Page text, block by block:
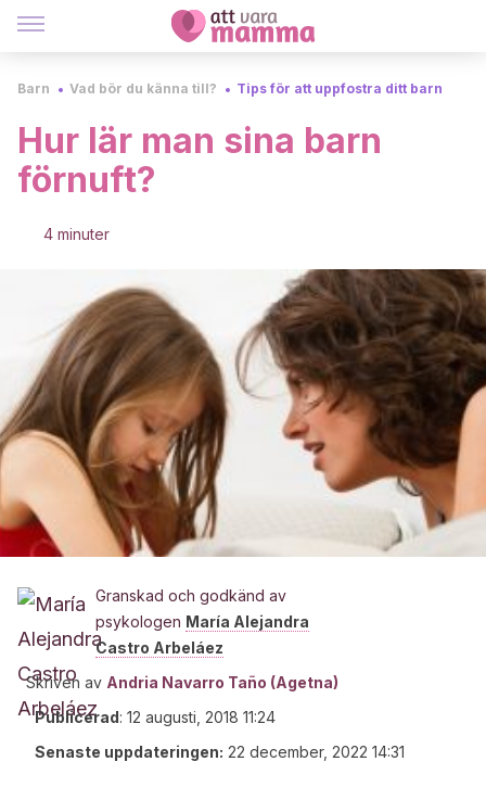
Barn Vad bör du känna till? Tips för att uppfostra ditt barn
Hur lär man sina barn
förnuft?
4 minuter
Granskad och godkänd av
psykologen María Alejandra
Castro Arbeláez
Skriven av Andria Navarro Taño (Agetna)
Publicerad: 12 augusti, 2018 11:24
Senaste uppdateringen: 22 december, 2022 14:31